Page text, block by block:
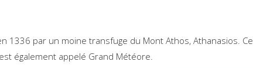
1336 par un moine transfuge du Mont Athos, Athanasios. Ce
également appelé Grand Météore.